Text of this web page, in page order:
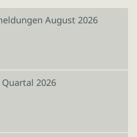
August 2026
2026